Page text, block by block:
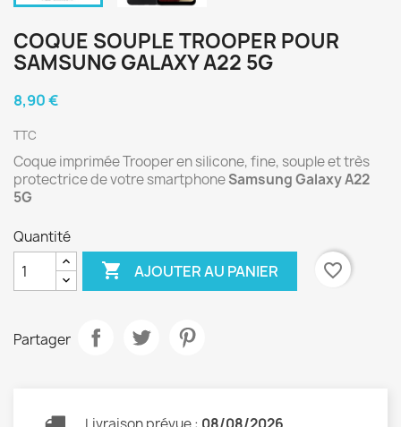
COQUE SOUPLE TROOPER POUR
SAMSUNG GALAXY A22 5G
8,90 €
TTC
Coque imprimée Trooper en silicone, fine, souple et très
protectrice de votre smartphoneSamsung Galaxy A22
5G
Quantité
 AJOUTER AU PANIER favorite_border
Partager